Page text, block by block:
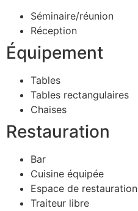
Séminaire/réunion
Réception
Équipement
Tables
Tables rectangulaires
Chaises
Restauration
Bar
Cuisine équipée
Espace de restauration
Traiteur libre